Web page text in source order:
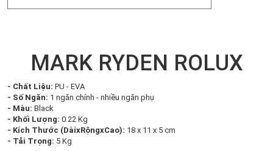
MARK RYDEN ROLUX
- Chất Liệu: PU - EVA
- Số Ngăn: 1 ngăn chính - nhiều ngăn phụ
- Màu: Black
- Khối Lượng: 0.22 Kg
- Kích Thước (DàixRộngxCao): 18 x 11 x 5 cm
- Tải Trọng: 5 Kg